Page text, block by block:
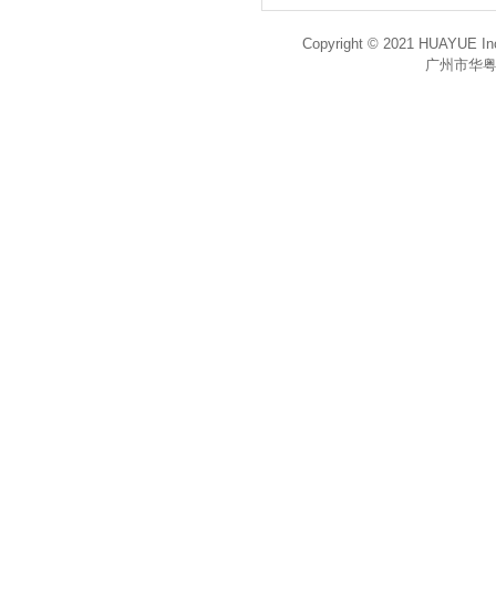
Copyright © 2021 HUAYUE
广州市华